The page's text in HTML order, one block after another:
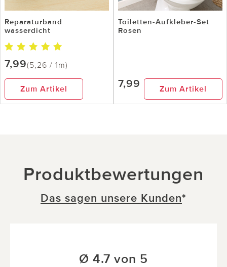
Reparaturband
wasserdicht
7,99(5,26 / 1m)
Zum Artikel
Toiletten-Aufkleber-Set
Rosen
7,99 Zum Artikel
Produktbewertungen
Das sagen unsere Kunden*
Ø 4.7 von 5